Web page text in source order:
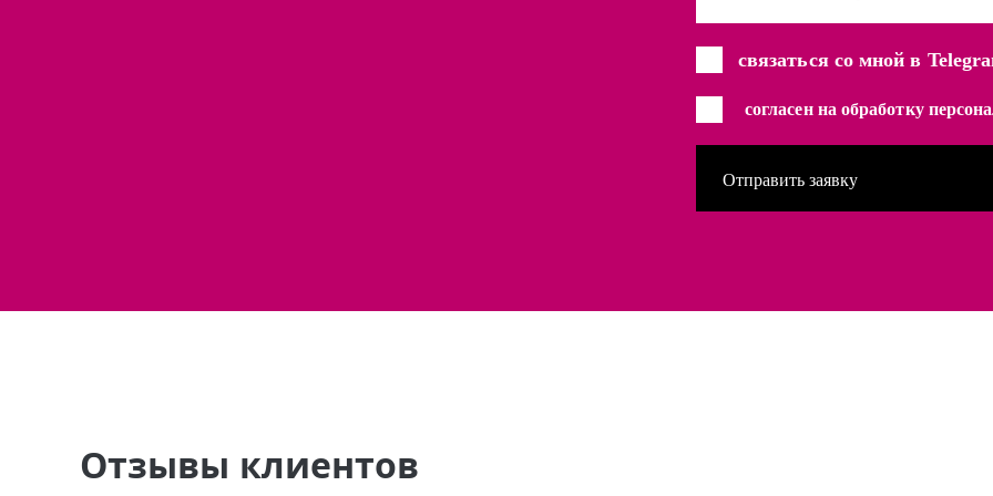
связаться со мной в
согласен на обработку
Отзывы клиентов